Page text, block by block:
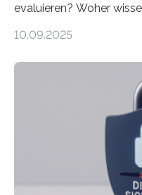
evaluieren? Woher
sich CAVECORE – ein
koordiniert wird. Ab
über einen Zeitraum
Promovierende im
kognitiven Robotern
die mittels Sensoren
Informationen
10.09.2025